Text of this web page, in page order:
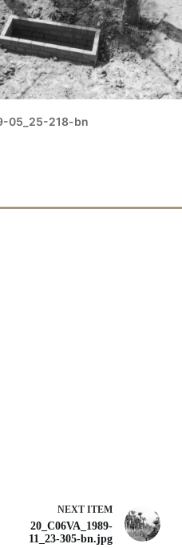
05_25-218-bn
NEXT ITEM
20_C06VA_1989-
11_23-305-bn.jpg